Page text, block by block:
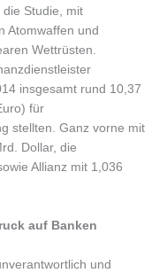
Studie, mit
Atomwaffen und
Wettrüsten.
insgesamt rund 10,37
für
stellten. Ganz vorne mit
Dollar, die
Allianz mit 1,036
auf Banken
und